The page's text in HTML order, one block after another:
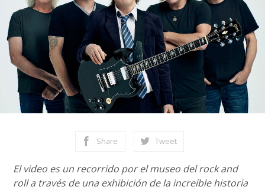
Share Tweet
El video es un recorrido por el museo del rock and
roll a través de una exhibición de la increíble historia